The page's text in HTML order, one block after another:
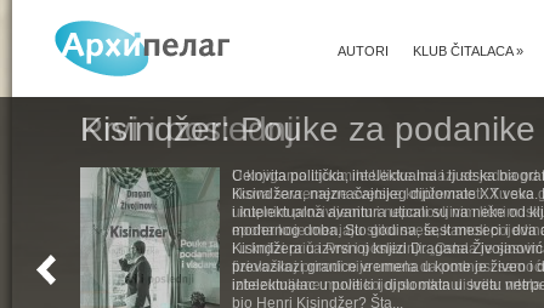
KLUB ČITALACA»
AUTORI
Kisindžer: Pouke za
Celovita politička, intelektualna i ljudska
Kisindžera, najznačajnijeg diplomate XX
i intelektualna avantura uticali su na neke od
modernog doba. Sto godina, šest meseci i dva
Kisindžera u izvrsnoj knjizi Dragana
prevazilazi granice vremena u kome je živeo i
intelektualac u politici i diplomata u svetu
bio Henri Kisindžer? Šta...